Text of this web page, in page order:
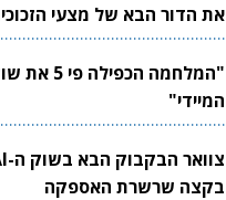
את הדור הבא של מצעי
לשבבים
"המלחמה
המיידי"
בקצה שרשרת האספקה